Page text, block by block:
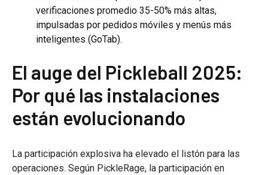
verificaciones promedio 35-50% más altas,
impulsadas por pedidos móviles y menús más
inteligentes (GoTab).
El auge del Pickleball 2025:
Por qué las instalaciones
están evolucionando
La participación explosiva ha elevado el listón para las
operaciones. Según PickleRage, la participación en